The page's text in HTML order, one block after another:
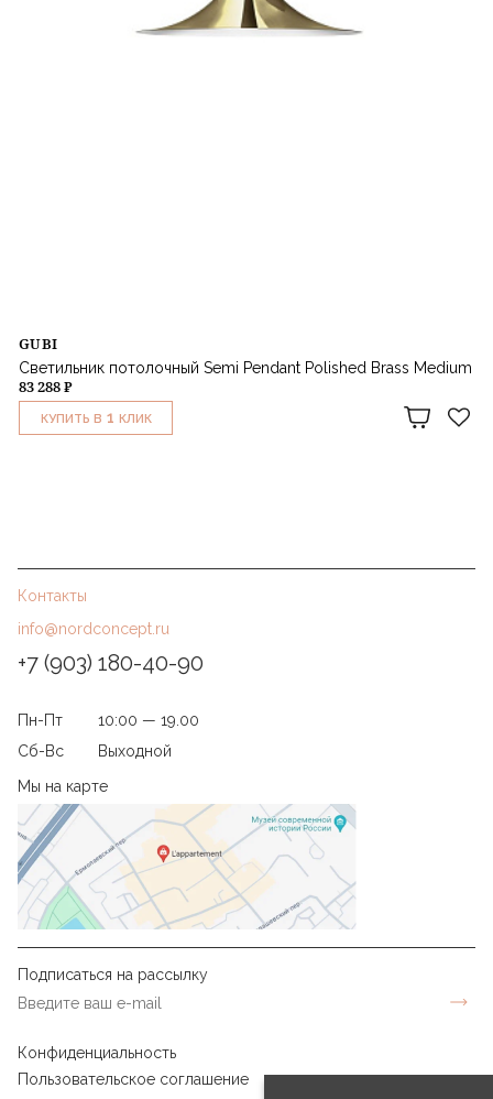
GUBI
Светильник потолочный Semi Pendant Polished Brass Medium
83 288 ₽
КУПИТЬ В 1 КЛИК
Контакты
info@nordconcept.ru
+7 (903) 180-40-90
Пн-Пт
10:00 — 19.00
Сб-Вс
Выходной
Мы на карте
Подписаться на рассылку
Конфиденциальность
Пользовательское соглашение